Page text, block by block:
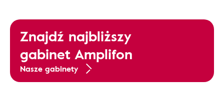
Znajdź najbliższy
gabinet Amplifon
Nasze gabinety